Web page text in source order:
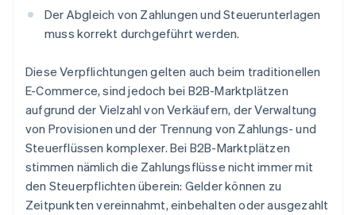
Der Abgleich von Zahlungen und Steuerunterlagen
muss korrekt durchgeführt werden.
Diese Verpflichtungen gelten auch beim traditionellen
E-Commerce, sind jedoch bei B2B-Marktplätzen
aufgrund der Vielzahl von Verkäufern, der Verwaltung
von Provisionen und der Trennung von Zahlungs- und
Steuerflüssen komplexer. Bei B2B-Marktplätzen
stimmen nämlich die Zahlungsflüsse nicht immer mit
den Steuerpflichten überein: Gelder können zu
Zeitpunkten vereinnahmt, einbehalten oder ausgezahlt